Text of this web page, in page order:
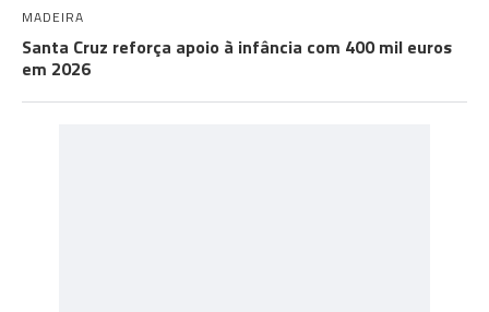
MADEIRA
Santa Cruz reforça apoio à infância com 400 mil euros
em 2026